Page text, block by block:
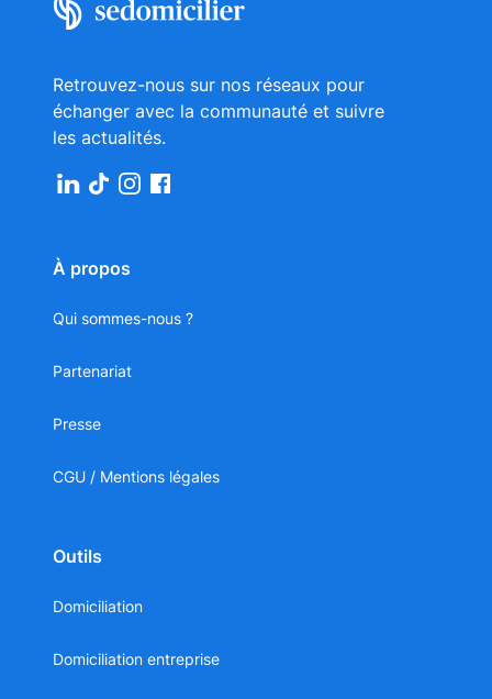
Retrouvez-nous sur nos réseaux pour
échanger avec la communauté et suivre
les actualités.
À propos
Qui sommes-nous ?
Partenariat
Presse
CGU / Mentions légales
Outils
Domiciliation
Domiciliation entreprise